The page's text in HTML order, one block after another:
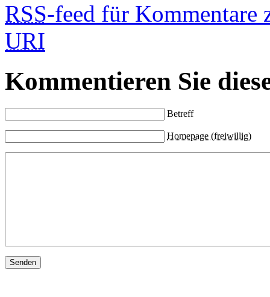
RSS-feed für Kommentare
URI
Kommentieren Sie
Betreff
Homepage (freiwillig)